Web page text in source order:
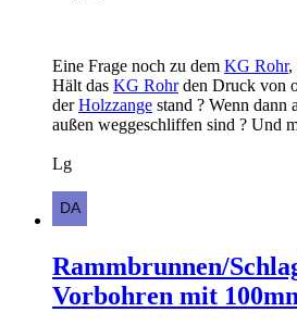
Eine Frage noch zu dem KG Rohr,
Hält das KG Rohrden Druck von
derHolzzange stand ? Wenn dann
außen weggeschliffen sind ? Und
Lg
Rammbrunnen/
Vorbohren mit